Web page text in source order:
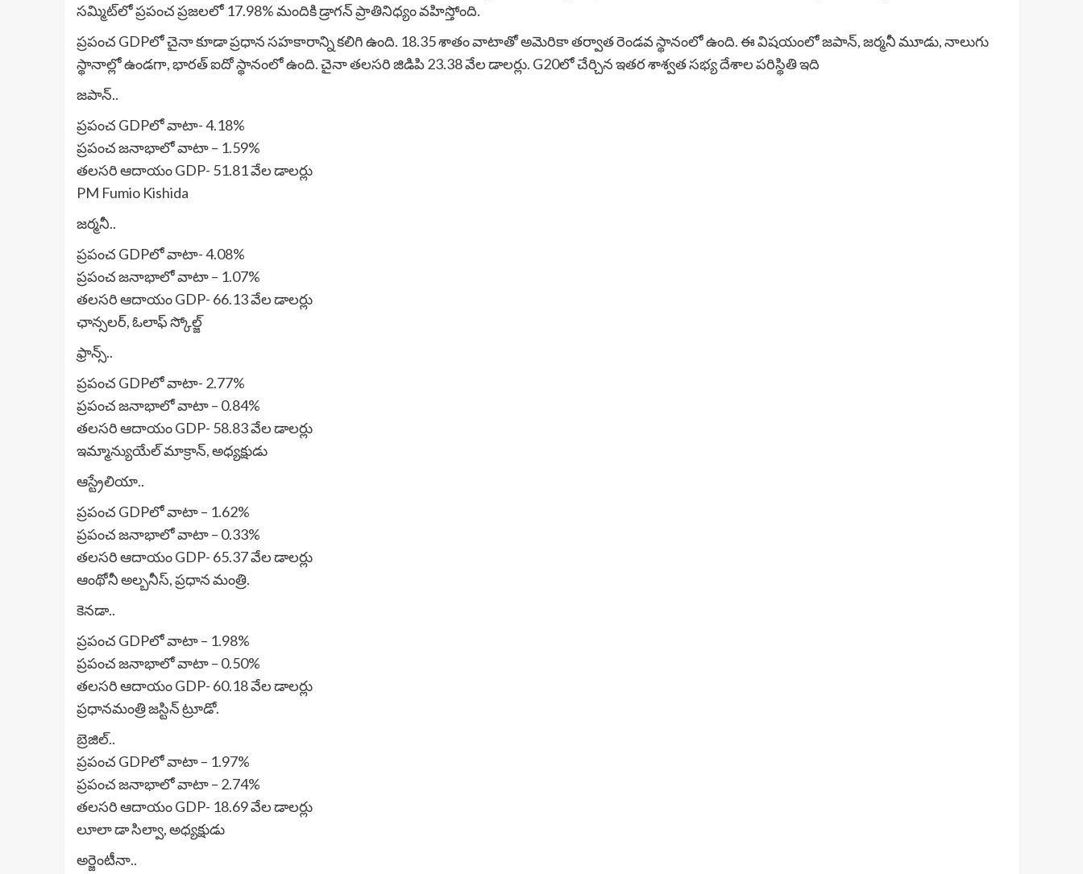
సమ్మిట్‌లో ప్రపంచ ప్రజలలో 17.98% మందికి డ్రాగన్ ప్రాతినిధ్యం వహిస్తోంది.
ప్రపంచ GDPలో చైనా కూడా ప్రధాన సహకారాన్ని కలిగి ఉంది. 18.35 శాతం వాటాతో అమెరికా తర్వాత రెండవ స్థానంలో ఉంది. ఈ విషయంలో జపాన్, జర్మనీ మూడు, నాలుగు
స్థానాల్లో ఉండగా, భారత్ ఐదో స్థానంలో ఉంది. చైనా తలసరి జిడిపి 23.38 వేల డాలర్లు. G20లో చేర్చిన ఇతర శాశ్వత సభ్య దేశాల పరిస్థితి ఇది
జపాన్..
ప్రపంచ GDPలో వాటా- 4.18%
ప్రపంచ జనాభాలో వాటా – 1.59%
తలసరి ఆదాయం GDP- 51.81 వేల డాలర్లు
PM Fumio Kishida
జర్మనీ..
ప్రపంచ GDPలో వాటా- 4.08%
ప్రపంచ జనాభాలో వాటా – 1.07%
తలసరి ఆదాయం GDP- 66.13 వేల డాలర్లు
ఛాన్సలర్, ఓలాఫ్ స్కోల్జ్
ఫ్రాన్స్..
ప్రపంచ GDPలో వాటా- 2.77%
ప్రపంచ జనాభాలో వాటా – 0.84%
తలసరి ఆదాయం GDP- 58.83 వేల డాలర్లు
ఇమ్మాన్యుయేల్ మాక్రాన్, అధ్యక్షుడు
ఆస్ట్రేలియా..
ప్రపంచ GDPలో వాటా – 1.62%
ప్రపంచ జనాభాలో వాటా – 0.33%
తలసరి ఆదాయం GDP- 65.37 వేల డాలర్లు
ఆంథోనీ అల్బనీస్, ప్రధాన మంత్రి.
కెనడా..
ప్రపంచ GDPలో వాటా – 1.98%
ప్రపంచ జనాభాలో వాటా – 0.50%
తలసరి ఆదాయం GDP- 60.18 వేల డాలర్లు
ప్రధానమంత్రి జస్టిన్ ట్రూడో.
బ్రెజిల్..
ప్రపంచ GDPలో వాటా – 1.97%
ప్రపంచ జనాభాలో వాటా – 2.74%
తలసరి ఆదాయం GDP- 18.69 వేల డాలర్లు
లూలా డా సిల్వా, అధ్యక్షుడు
అర్జెంటీనా..